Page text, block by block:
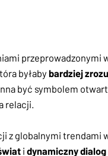
byłabybardziej
być symbolem
relacji.
z globalnymi trendami
idynamiczny